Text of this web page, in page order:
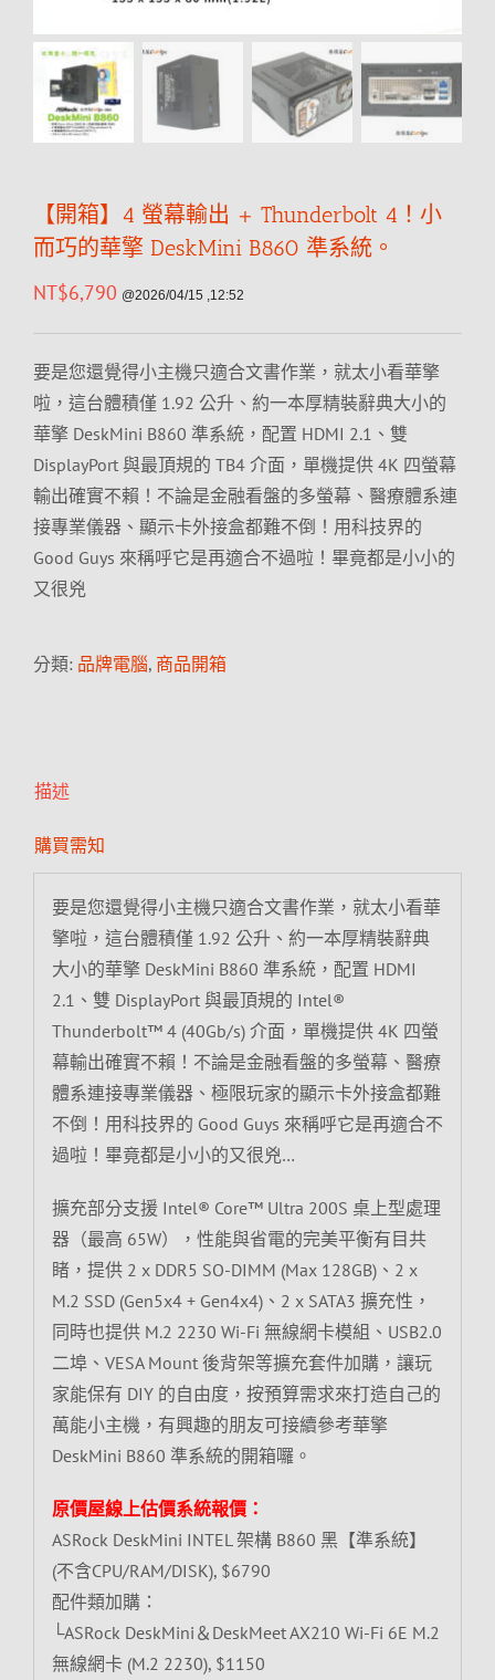
【開箱】4 螢幕輸出 + Thunderbolt 4！小
而巧的華擎 DeskMini B860 準系統。
NT$6,790 @2026/04/15 ,12:52
要是您還覺得小主機只適合文書作業，就太小看華擎
啦，這台體積僅 1.92 公升、約一本厚精裝辭典大小的
華擎 DeskMini B860 準系統，配置 HDMI 2.1、雙
DisplayPort 與最頂規的 TB4 介面，單機提供 4K 四螢幕
輸出確實不賴！不論是金融看盤的多螢幕、醫療體系連
接專業儀器、顯示卡外接盒都難不倒！用科技界的
Good Guys 來稱呼它是再適合不過啦！畢竟都是小小的
又很兇
分類: 品牌電腦, 商品開箱
描述
購買需知
要是您還覺得小主機只適合文書作業，就太小看華
擎啦，這台體積僅 1.92 公升、約一本厚精裝辭典
大小的華擎 DeskMini B860 準系統，配置 HDMI
2.1、雙 DisplayPort 與最頂規的 Intel®
Thunderbolt™ 4 (40Gb/s) 介面，單機提供 4K 四螢
幕輸出確實不賴！不論是金融看盤的多螢幕、醫療
體系連接專業儀器、極限玩家的顯示卡外接盒都難
不倒！用科技界的 Good Guys 來稱呼它是再適合不
過啦！畢竟都是小小的又很兇…
擴充部分支援 Intel® Core™ Ultra 200S 桌上型處理
器（最高 65W），性能與省電的完美平衡有目共
睹，提供 2 x DDR5 SO-DIMM (Max 128GB)、2 x
M.2 SSD (Gen5x4 + Gen4x4)、2 x SATA3 擴充性，
同時也提供 M.2 2230 Wi-Fi 無線網卡模組、USB2.0
二埠、VESA Mount 後背架等擴充套件加購，讓玩
家能保有 DIY 的自由度，按預算需求來打造自己的
萬能小主機，有興趣的朋友可接續參考華擎
DeskMini B860 準系統的開箱囉。
原價屋線上估價系統報價：
ASRock DeskMini INTEL 架構 B860 黑【準系統】
(不含CPU/RAM/DISK), $6790
配件類加購：
└ASRock DeskMini＆DeskMeet AX210 Wi-Fi 6E M.2
無線網卡 (M.2 2230), $1150